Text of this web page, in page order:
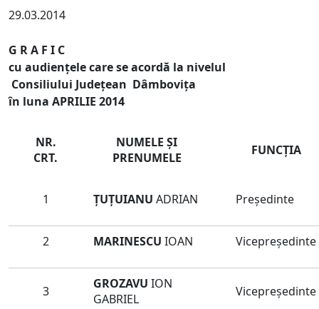
29.03.2014
G R A F I C
cu audienţele care se acordă la nivelul
Consiliului Judeţean Dâmboviţa
în luna APRILIE 2014
NR.
CRT.
NUMELE ŞI
PRENUMELE
FUNCŢIA
1 ȚUȚUIANU ADRIAN Preşedinte
2 MARINESCU IOAN Vicepreședinte
3 GROZAVU ION
GABRIEL
Vicepreședinte